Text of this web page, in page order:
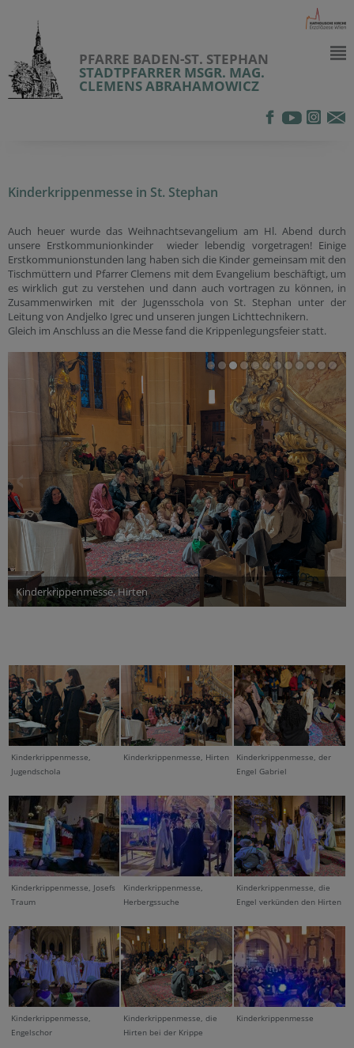
PFARRE BADEN-ST. STEPHAN
STADTPFARRER MSGR. MAG.
CLEMENS ABRAHAMOWICZ
Kinderkrippenmesse in St. Stephan
Auch heuer wurde das Weihnachtsevangelium am Hl. Abend durch
unsere Erstkommunionkinder wieder lebendig vorgetragen! Einige
Erstkommunionstunden lang haben sich die Kinder gemeinsam mit den
Tischmüttern und Pfarrer Clemens mit dem Evangelium beschäftigt, um
es wirklich gut zu verstehen und dann auch vortragen zu können, in
Zusammenwirken mit der Jugensschola von St. Stephan unter der
Leitung von Andjelko Igrec und unseren jungen Lichttechnikern.
Gleich im Anschluss an die Messe fand die Krippenlegungsfeier statt.
Kinderkrippenmesse, Hirten
Kinderkrippenmesse,
Jugendschola
Kinderkrippenmesse, Hirten
Kinderkrippenmesse, der
Engel Gabriel
Kinderkrippenmesse, Josefs
Traum
Kinderkrippenmesse,
Herbergssuche
Kinderkrippenmesse, die
Engel verkünden den Hirten
Kinderkrippenmesse,
Engelschor
Kinderkrippenmesse, die
Hirten bei der Krippe
Kinderkrippenmesse